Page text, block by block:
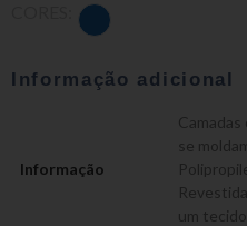
Informação adicional
Informação
se
Revestida
um